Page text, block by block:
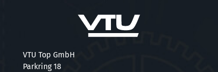
VTU Top GmbH
Parkring 18